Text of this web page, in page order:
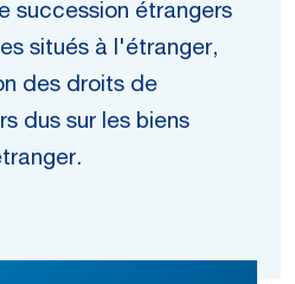
succession étrangers
situés à l'étranger,
des droits de
dus sur les biens